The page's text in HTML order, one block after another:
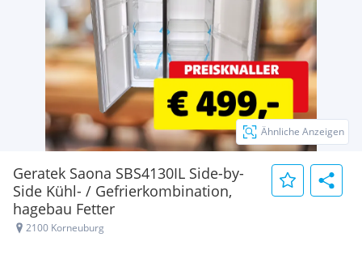
Geratek Saona SBS4130IL Side-by-
Side Kühl- / Gefrierkombination,
hagebau Fetter
2100 Korneuburg
Ähnliche Anzeigen